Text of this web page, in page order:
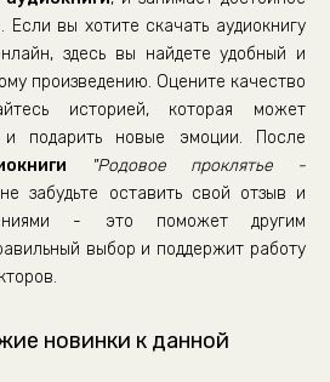
Если вы хотите скачать аудиокнигу
здесь вы найдете удобный и
произведению. Оцените качество
историей, которая может
и подарить новые эмоции. После
"Родовое проклятье -
забудьте оставить свой отзыв и
- это поможет другим
выбор и поддержит работу
новинки к данной